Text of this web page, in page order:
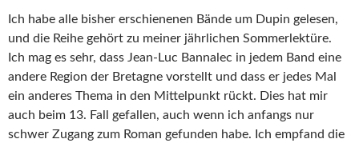
Ich habe alle bisher erschienenen Bände um Dupin gelesen,
und die Reihe gehört zu meiner jährlichen Sommerlektüre.
Ich mag es sehr, dass Jean-Luc Bannalec in jedem Band eine
andere Region der Bretagne vorstellt und dass er jedes Mal
ein anderes Thema in den Mittelpunkt rückt. Dies hat mir
auch beim 13. Fall gefallen, auch wenn ich anfangs nur
schwer Zugang zum Roman gefunden habe. Ich empfand die